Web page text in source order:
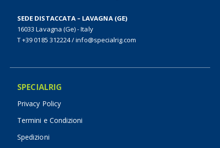
SEDE DISTACCATA – LAVAGNA (GE)
16033 Lavagna (Ge) - Italy
T +39 0185 312224/info@specialrig.com
SPECIALRIG
Privacy Policy
Termini e Condizioni
Spedizioni